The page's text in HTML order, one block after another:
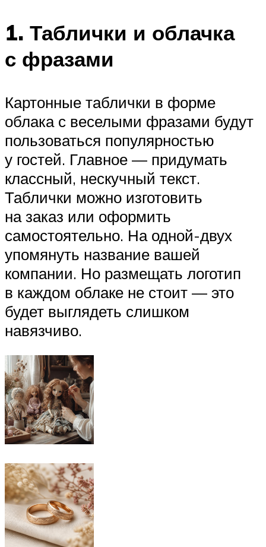
1. Таблички и облачка
с фразами
Картонные таблички в форме
облака с веселыми фразами будут
пользоваться популярностью
у гостей. Главное — придумать
классный, нескучный текст.
Таблички можно изготовить
на заказ или оформить
самостоятельно. На одной-двух
упомянуть название вашей
компании. Но размещать логотип
в каждом облаке не стоит — это
будет выглядеть слишком
навязчиво.